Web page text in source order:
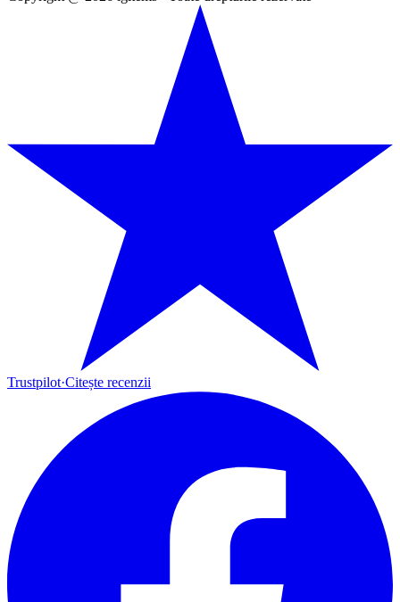
Trustpilot·Citește recenzii